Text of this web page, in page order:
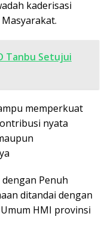
kaderisasi
Tanbu Setujui
memperkuat
nyata
Penuh
ditandai dengan
HMI provinsi